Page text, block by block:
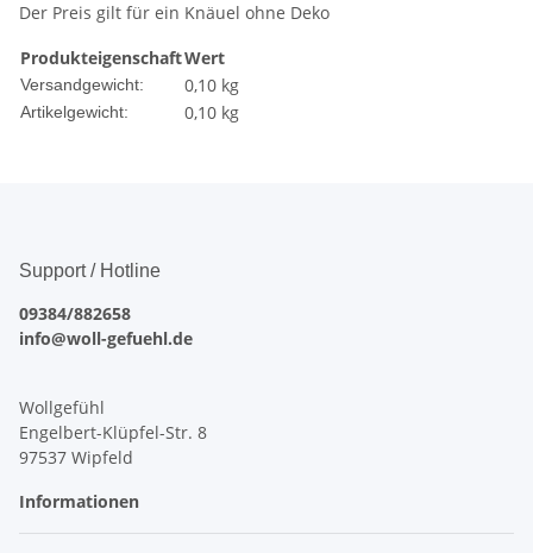
Der Preis gilt für ein Knäuel ohne Deko
ProdukteigenschaftWert
Versandgewicht: 0,10 kg
Artikelgewicht: 0,10 kg
Support / Hotline
09384/882658
info@woll-gefuehl.de
Wollgefühl
Engelbert-Klüpfel-Str. 8
97537 Wipfeld
Informationen